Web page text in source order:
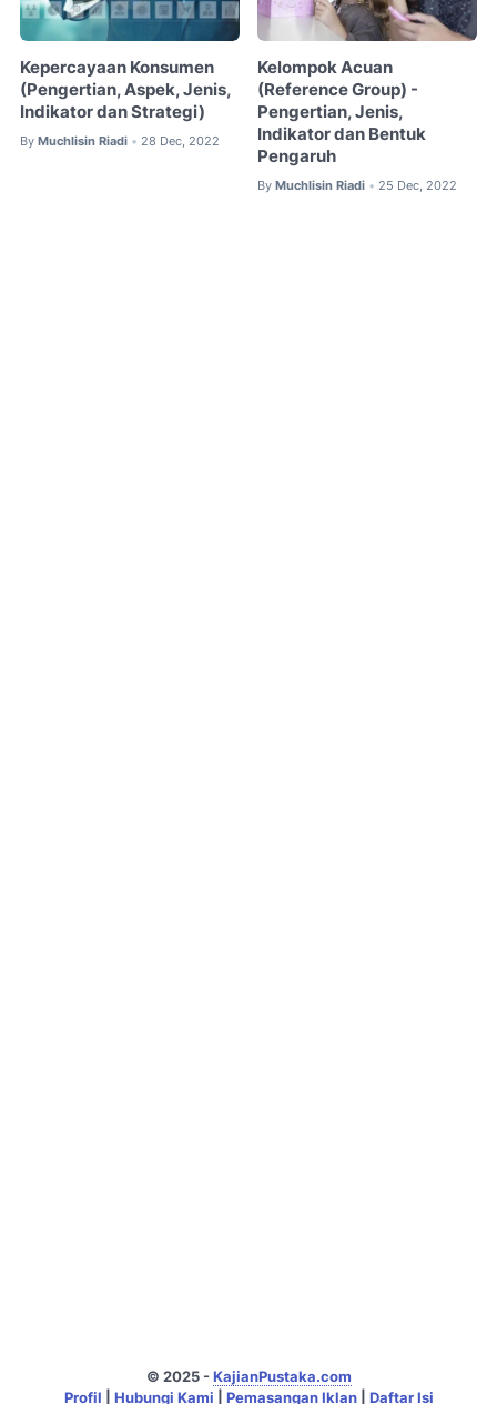
Kepercayaan Konsumen
(Pengertian, Aspek, Jenis,
Indikator dan Strategi)
By Muchlisin Riadi • 28 Dec, 2022
Kelompok Acuan
(Reference Group) -
Pengertian, Jenis,
Indikator dan Bentuk
Pengaruh
By Muchlisin Riadi • 25 Dec, 2022
© 2025 - KajianPustaka.com
Profil
Hubungi Kami Pemasangan Iklan| Daftar Isi